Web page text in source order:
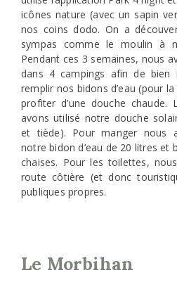
icônes nature (avec un sapin
nos coins dodo. On a
sympas comme le moulin à
Pendant ces 3 semaines, nous
dans 4 campings afin de bien
remplir nos bidons d’eau (pour
profiter d’une douche
avons utilisé notre douche
et tiède). Pour manger nous
notre bidon d’eau de 20 litres et
chaises. Pour les toilettes,
route côtière (et donc
publiques propres.
Le Morbihan